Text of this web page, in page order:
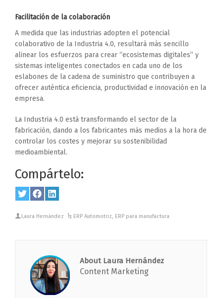
Facilitación de la colaboración
A medida que las industrias adopten el potencial
colaborativo de la Industria 4.0, resultará más sencillo
alinear los esfuerzos para crear “ecosistemas digitales” y
sistemas inteligentes conectados en cada uno de los
eslabones de la cadena de suministro que contribuyen a
ofrecer auténtica eficiencia, productividad e innovación en la
empresa.
La Industria 4.0 está transformando el sector de la
fabricación, dando a los fabricantes más medios a la hora de
controlar los costes y mejorar su sostenibilidad
medioambiental.
Compártelo:
Share
Twitter
Share
Facebook
Share
LinkedIn
Laura Hernández ERP Automotriz, ERP para manufactura
About Laura Hernández
Content Marketing